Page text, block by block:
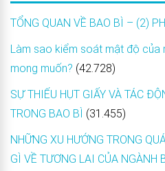
TỔNG QUAN VỀ BAO BÌ – (2)
Làm sao kiểm soát mật độ của
mong muốn? (42.728)
SỰ THIẾU HỤT GIẤY VÀ TÁC
TRONG BAO BÌ (31.455)
NHỮNG XU HƯỚNG TRONG
GÌ VỀ TƯƠNG LAI CỦA NGÀNH